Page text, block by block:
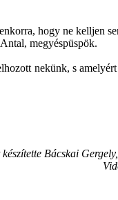
hogy ne kelljen
megyéspüspök.
nekünk, s
készítette Bácskai